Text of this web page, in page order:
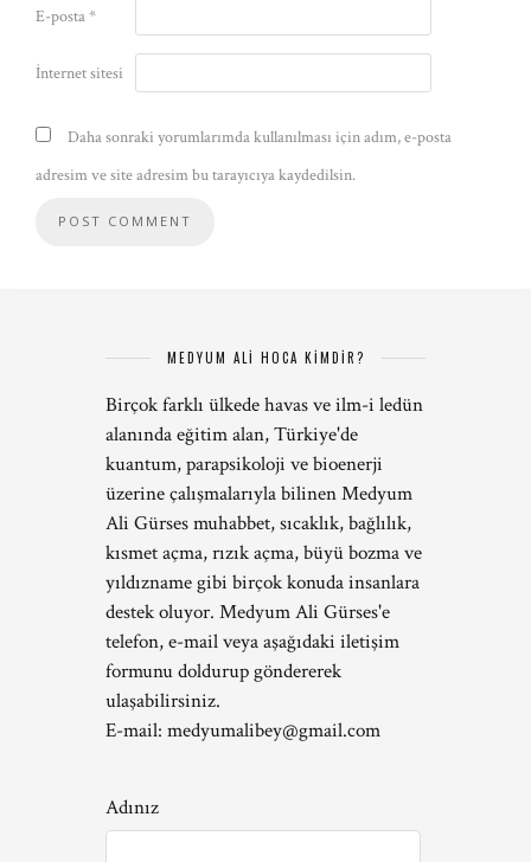
E-posta*
İnternet sitesi
Daha sonraki yorumlarımda kullanılması için adım, e-posta
adresim ve site adresim bu tarayıcıya kaydedilsin.
MEDYUM ALİ HOCA KİMDİR?
Birçok farklı ülkede havas ve ilm-i ledün
alanında eğitim alan, Türkiye'de
kuantum, parapsikoloji ve bioenerji
üzerine çalışmalarıyla bilinen Medyum
Ali Gürses muhabbet, sıcaklık, bağlılık,
kısmet açma, rızık açma, büyü bozma ve
yıldızname gibi birçok konuda insanlara
destek oluyor. Medyum Ali Gürses'e
telefon, e-mail veya aşağıdaki iletişim
formunu doldurup göndererek
ulaşabilirsiniz.
E-mail: medyumalibey@gmail.com
Adınız